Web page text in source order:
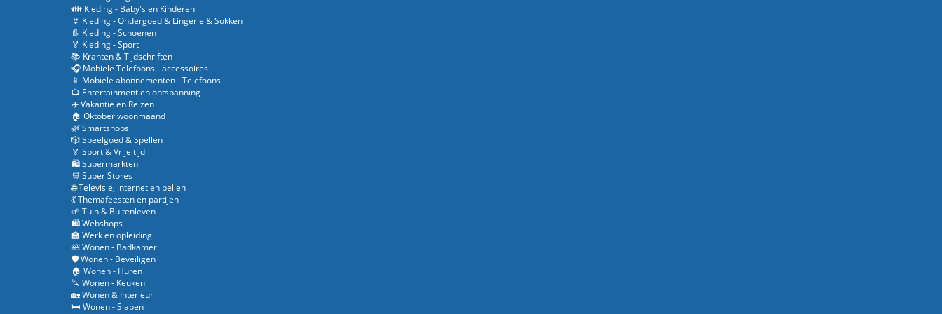
👪 Kleding - Baby's en Kinderen
👙 Kleding - Ondergoed & Lingerie & Sokken
👢 Kleding - Schoenen
🏅 Kleding - Sport
📚 Kranten & Tijdschriften
🎧 Mobiele Telefoons - accessoires
📱 Mobiele abonnementen - Telefoons
📺 Entertainment en ontspanning
✈️ Vakantie en Reizen
🏠 Oktober woonmaand
🌿 Smartshops
🎲 Speelgoed & Spellen
🏅 Sport & Vrije tijd
🛍️ Supermarkten
🛒 Super Stores
🌐 Televisie, internet en bellen
💃 Themafeesten en partijen
🌱 Tuin & Buitenleven
🛍️ Webshops
🏫 Werk en opleiding
🛀 Wonen - Badkamer
🛡️ Wonen - Beveiligen
🏠 Wonen - Huren
🔪 Wonen - Keuken
🏡 Wonen & Interieur
🛏️ Wonen - Slapen